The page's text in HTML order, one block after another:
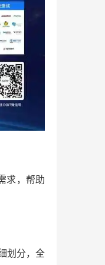
求，帮助
划分，全